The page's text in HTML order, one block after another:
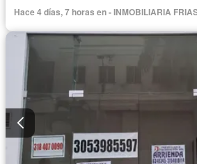
Hace 4 días, 7 horas en - INMOBILIARIA